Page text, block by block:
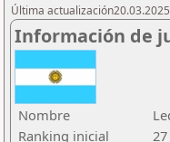
Última
Información de
Nombre
Ranking inicial
27